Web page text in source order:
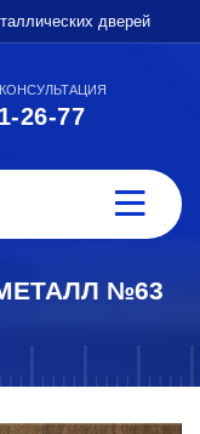
дверей
26-77
№63